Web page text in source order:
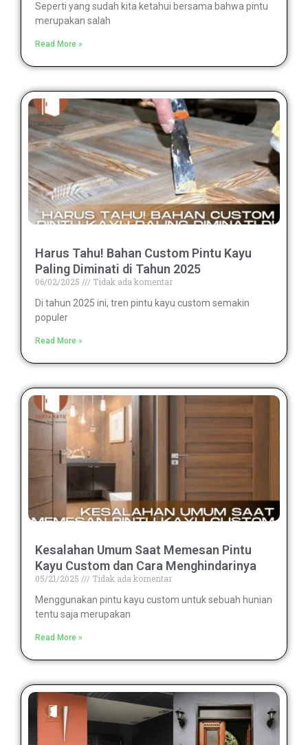
Seperti yang sudah kita ketahui bersama bahwa pintu
merupakan salah
Read More »
Harus Tahu! Bahan Custom Pintu Kayu
Paling Diminati di Tahun 2025
06/02/2025
Tidak ada komentar
Di tahun 2025 ini, tren pintu kayu custom semakin
populer
Read More »
Kesalahan Umum Saat Memesan Pintu
Kayu Custom dan Cara Menghindarinya
05/21/2025
Tidak ada komentar
Menggunakan pintu kayu custom untuk sebuah hunian
tentu saja merupakan
Read More »